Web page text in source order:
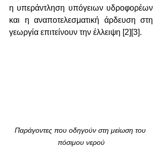
η υπεράντληση υπόγειων υδροφορέων
και η αναποτελεσματική άρδευση στη
γεωργία επιτείνουν την έλλειψη [2][3].
Παράγοντες που οδηγούν στη μείωση του
πόσιμου νερού